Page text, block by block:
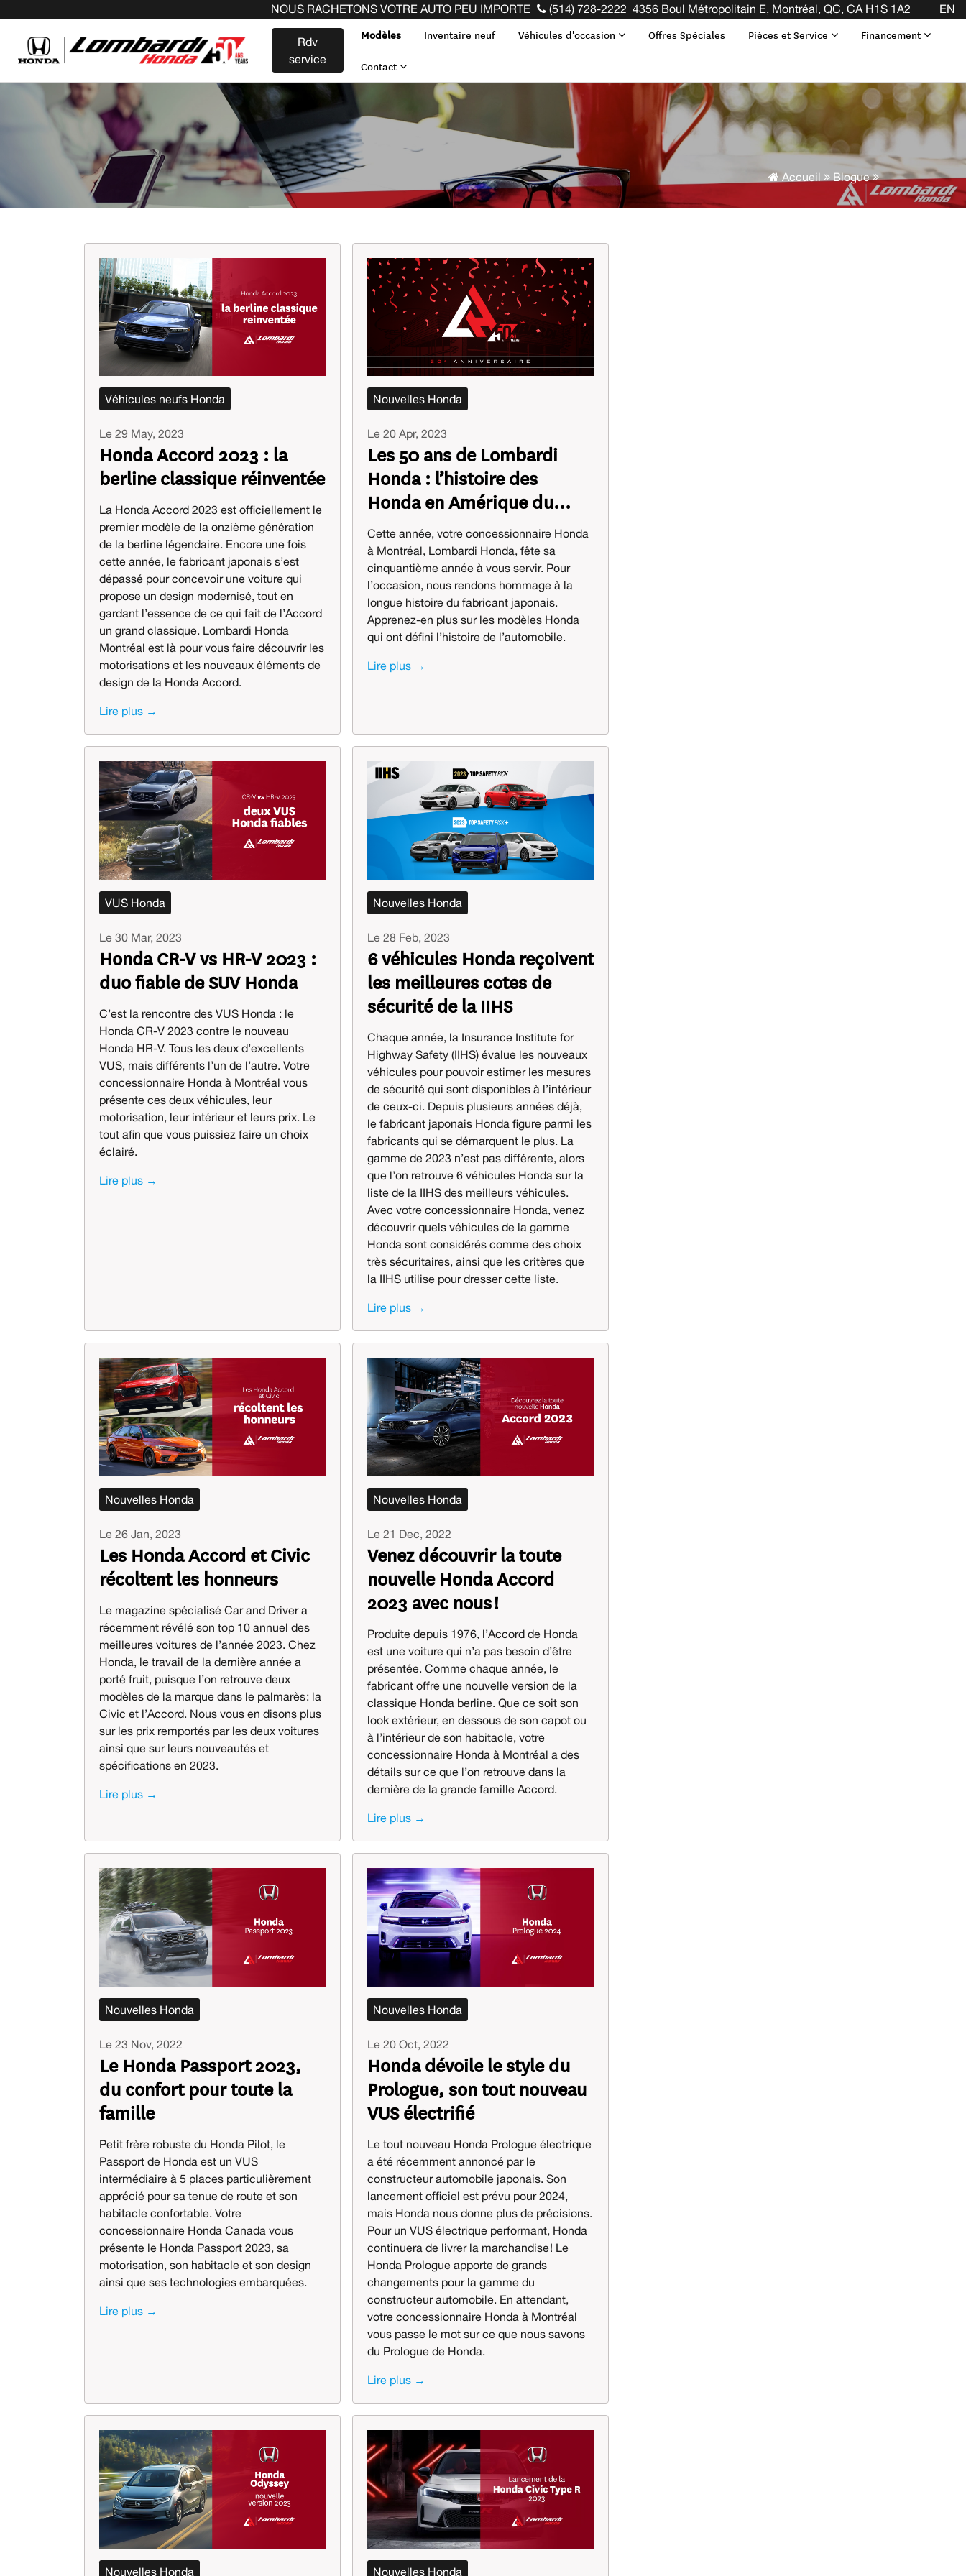
NOUS RACHETONS VOTRE AUTO PEU IMPORTE LA MARQUE AVANT LA FIN DE VOTRE BAIL ! CLIQUEZ ICI
(514) 728-2222 4356 Boul Métropolitain E, Montréal, QC, CA H1S 1A2 EN
Rdv
service
Modèles Inventaire neuf Véhicules d'occasion Offres Spéciales Pièces et Service Financement
Contact
Accueil Blogue
Véhicules neufs Honda
Le 29 May, 2023
Honda Accord 2023 : la
berline classique réinventée
La Honda Accord 2023 est officiellement le
premier modèle de la onzième génération
de la berline légendaire. Encore une fois
cette année, le fabricant japonais s’est
dépassé pour concevoir une voiture qui
propose un design modernisé, tout en
gardant l’essence de ce qui fait de l’Accord
un grand classique. Lombardi Honda
Montréal est là pour vous faire découvrir les
motorisations et les nouveaux éléments de
design de la Honda Accord.
Lire plus →
Nouvelles Honda
Le 20 Apr, 2023
Les 50 ans de Lombardi
Honda : l’histoire des
Honda en Amérique du
Nord
Cette année, votre concessionnaire Honda
à Montréal, Lombardi Honda, fête sa
cinquantième année à vous servir. Pour
l’occasion, nous rendons hommage à la
longue histoire du fabricant japonais.
Apprenez-en plus sur les modèles Honda
qui ont défini l’histoire de l’automobile.
Lire plus →
VUS Honda
Le 30 Mar, 2023
Honda CR-V vs HR-V 2023 :
duo fiable de SUV Honda
C’est la rencontre des VUS Honda : le
Honda CR-V 2023 contre le nouveau
Honda HR-V. Tous les deux d’excellents
VUS, mais différents l’un de l’autre. Votre
concessionnaire Honda à Montréal vous
présente ces deux véhicules, leur
motorisation, leur intérieur et leurs prix. Le
tout afin que vous puissiez faire un choix
éclairé.
Lire plus →
Nouvelles Honda
Le 28 Feb, 2023
6 véhicules Honda reçoivent
les meilleures cotes de
sécurité de la IIHS
Chaque année, la Insurance Institute for
Highway Safety (IIHS) évalue les nouveaux
véhicules pour pouvoir estimer les mesures
de sécurité qui sont disponibles à l’intérieur
de ceux-ci. Depuis plusieurs années déjà,
le fabricant japonais Honda figure parmi les
fabricants qui se démarquent le plus. La
gamme de 2023 n’est pas différente, alors
que l’on retrouve 6 véhicules Honda sur la
liste de la IIHS des meilleurs véhicules.
Avec votre concessionnaire Honda, venez
découvrir quels véhicules de la gamme
Honda sont considérés comme des choix
très sécuritaires, ainsi que les critères que
la IIHS utilise pour dresser cette liste.
Lire plus →
Nouvelles Honda
Le 26 Jan, 2023
Les Honda Accord et Civic
récoltent les honneurs
Le magazine spécialisé Car and Driver a
récemment révélé son top 10 annuel des
meilleures voitures de l’année 2023. Chez
Honda, le travail de la dernière année a
porté fruit, puisque l’on retrouve deux
modèles de la marque dans le palmarès : la
Civic et l’Accord. Nous vous en disons plus
sur les prix remportés par les deux voitures
ainsi que sur leurs nouveautés et
spécifications en 2023.
Lire plus →
Nouvelles Honda
Le 21 Dec, 2022
Venez découvrir la toute
nouvelle Honda Accord
2023 avec nous !
Produite depuis 1976, l’Accord de Honda
est une voiture qui n’a pas besoin d’être
présentée. Comme chaque année, le
fabricant offre une nouvelle version de la
classique Honda berline. Que ce soit son
look extérieur, en dessous de son capot ou
à l’intérieur de son habitacle, votre
concessionnaire Honda à Montréal a des
détails sur ce que l’on retrouve dans la
dernière de la grande famille Accord.
Lire plus →
Nouvelles Honda
Le 23 Nov, 2022
Le Honda Passport 2023,
du confort pour toute la
famille
Petit frère robuste du Honda Pilot, le
Passport de Honda est un VUS
intermédiaire à 5 places particulièrement
apprécié pour sa tenue de route et son
habitacle confortable. Votre
concessionnaire Honda Canada vous
présente le Honda Passport 2023, sa
motorisation, son habitacle et son design
ainsi que ses technologies embarquées.
Lire plus →
Nouvelles Honda
Le 20 Oct, 2022
Honda dévoile le style du
Prologue, son tout nouveau
VUS électrifié
Le tout nouveau Honda Prologue électrique
a été récemment annoncé par le
constructeur automobile japonais. Son
lancement officiel est prévu pour 2024,
mais Honda nous donne plus de précisions.
Pour un VUS électrique performant, Honda
continuera de livrer la marchandise ! Le
Honda Prologue apporte de grands
changements pour la gamme du
constructeur automobile. En attendant,
votre concessionnaire Honda à Montréal
vous passe le mot sur ce que nous savons
du Prologue de Honda.
Lire plus →
Nouvelles Honda Nouvelles Honda